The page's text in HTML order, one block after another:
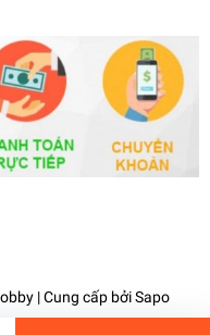
| Cung cấp bởiSapo
hình bộ đẩy cho MG